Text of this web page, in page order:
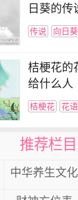
日葵的传
传说 向日葵
桔梗花的
给什么人
桔梗花 花语
推荐栏目
中华养生文化